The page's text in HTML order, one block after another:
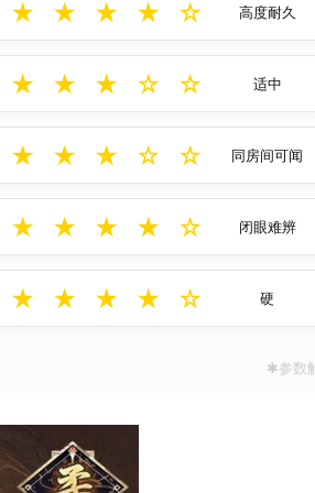
★ ★ ★ ★ ☆ 高度耐久
★ ★ ★ ☆ ☆ 适中
★ ★ ★ ☆ ☆ 同房间可闻
★ ★ ★ ★ ☆ 闭眼难辨
★ ★ ★ ★ ☆ 硬
✱参数